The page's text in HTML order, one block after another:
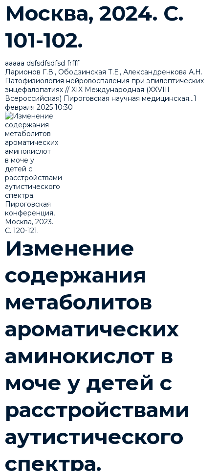
Москва, 2024. С.
101-102.
ааааа dsfsdfsdfsd frfff
Ларионов Г.В., Ободзинская Т.Е., Александренкова А.Н.
Патофизиология нейровоспаления при эпилептических
энцефалопатиях // XIX Международная (XXVIII
Всероссийская) Пироговская научная медицинская...1
февраля 2025 10:30
Изменение
содержания
метаболитов
ароматических
аминокислот в
моче у детей с
расстройствами
аутистического
спектра.